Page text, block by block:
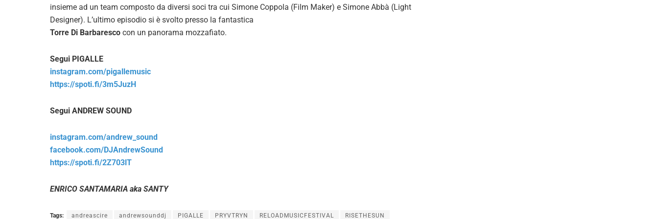
insieme ad un team composto da diversi soci tra cui Simone Coppola (Film Maker) e Simone Abbà (Light
Designer). L’ultimo episodio si è svolto presso la fantastica
Torre Di Barbaresco con un panorama mozzafiato.
Segui PIGALLE
instagram.com/pigallemusic
https://spoti.fi/3m5JuzH
Segui ANDREW SOUND
instagram.com/andrew_sound
facebook.com/DJAndrewSound
https://spoti.fi/2Z703lT
ENRICO SANTAMARIA aka SANTY
Tags: andreascire andrewsounddj PIGALLE PRYVTRYN RELOADMUSICFESTIVAL RISETHESUN